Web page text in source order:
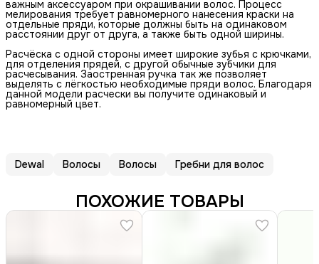
важным аксессуаром при окрашивании волос. Процесс
мелирования требует равномерного нанесения краски на
отдельные пряди, которые должны быть на одинаковом
расстоянии друг от друга, а также быть одной ширины.
Расчёска с одной стороны имеет широкие зубья с крючками,
для отделения прядей, с другой обычные зубчики для
расчесывания. Заостренная ручка так же позволяет
выделять с лёгкостью необходимые пряди волос. Благодаря
данной модели расчески вы получите одинаковый и
равномерный цвет.
Dewal Волосы Волосы Гребни для волос
ПОХОЖИЕ ТОВАРЫ